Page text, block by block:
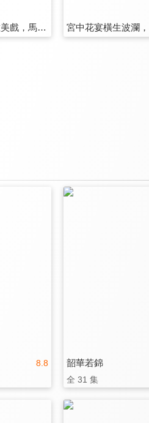
兵臨階前攪亂救美戲，馬踏飛燕笑鬧決裂
8.8 韶華若錦
全 31 集